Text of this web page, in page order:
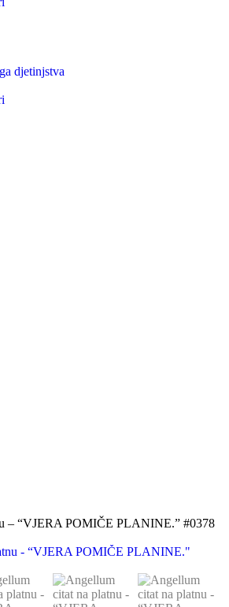
djetinjstva
– “VJERA POMIČE PLANINE.” #0378